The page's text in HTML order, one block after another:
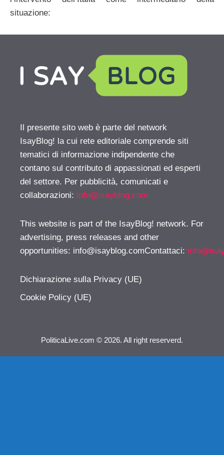
situazione:
Il presente sito web è parte del network
IsayBlog! la cui rete editoriale comprende siti
tematici di informazione indipendente che
contano sul contributo di appassionati ed esperti
del settore. Per pubblicità, comunicati e
collaborazioni: info@isayblog.com
This website is part of the IsayBlog! network. For
advertising, press releases and other
opportunities: info@isayblog.comContattaci:
Dichiarazione sulla Privacy (UE)
Cookie Policy (UE)
PoliticaLive.com © 2026. All right reserverd.